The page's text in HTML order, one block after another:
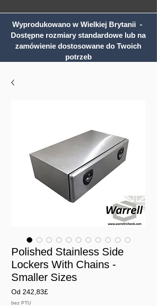
Wyprodukowano w Wielkiej Brytanii -
Dostępne rozmiary standardowe lub na
zamówienie dostosowane do Twoich
potrzeb
Polished Stainless Side
Lockers With Chains -
Smaller Sizes
Od 242,83£
bez PTU